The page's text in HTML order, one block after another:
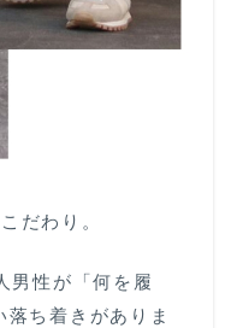
こだわり。
男性が「何を履
落ち着きがありま